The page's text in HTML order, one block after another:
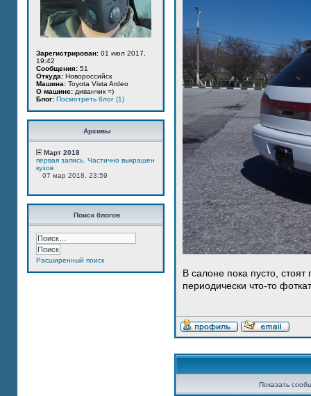
Зарегистрирован: 01 июл 2017,
19:42
Сообщения: 51
Откуда: Новороссийск
Машина: Toyota Vista Ardeo
О машине: диванчик =)
Блог: Посмотреть блог (1)
Архивы
Март 2018
первая запись. Частично выкрашен
кузов
07 мар 2018, 23:59
Поиск блогов
Расширенный поиск
В салоне пока пусто,
периодически что-то
Показать